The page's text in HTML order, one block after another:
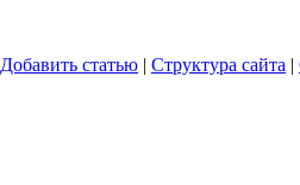
Добавить статью | Структура сайта |